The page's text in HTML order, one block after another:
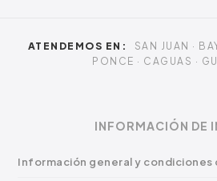
ATENDEMOS EN:
SAN JUAN ·
PONCE · CAGUAS ·
INFORMACIÓN DE
Información general y condiciones